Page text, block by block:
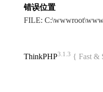
错误位置
FILE:
ThinkPHP3.1.3 { Fast &